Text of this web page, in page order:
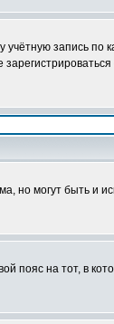
запись по
но могут быть и
пояс на тот, в